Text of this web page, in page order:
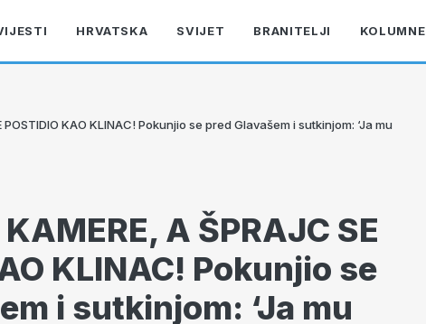
HRVATSKA SVIJET BRANITELJI KOLUMNE
POSTIDIO KAO KLINAC! Pokunjio se pred Glavašem i sutkinjom: ‘Ja mu
KAMERE, A ŠPRAJC SE
KLINAC! Pokunjio se
i sutkinjom: ‘Ja mu